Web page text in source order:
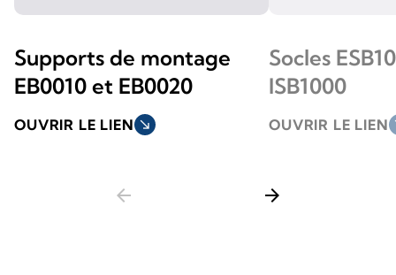
Supports de montage
EB0010 et EB0020
OUVRIR LE LIEN south_east
Socles
ISB1000
OUVRIR LE LIEN
arrow_back arrow_forward